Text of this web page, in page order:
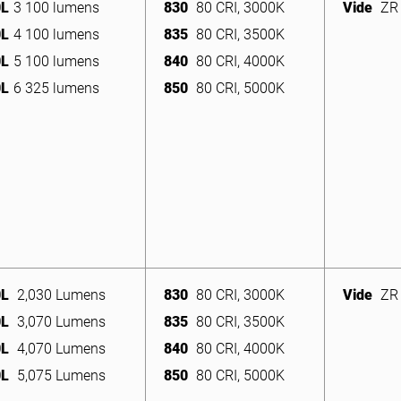
4 100 lumens
5 100 lumens
6 325 lumens
835 80 CRI, 3500K
840 80 CRI, 4000K
850 80 CRI, 5000K
3,070 Lumens
4,070 Lumens
5,075 Lumens
835 80 CRI, 3500K
840 80 CRI, 4000K
850 80 CRI, 5000K
4 130 lumens
5 100 lumens
6 325 lumens
8,300 lumens
835 80 CRI, 3500K
840 80 CRI, 4000K
850 80 CRI, 5000K
3 100 lumens
4 100 lumens
5 100 lumens
6 325 lumens
830 80 CRI, 3000K
835 80 CRI, 3500K
840 80 CRI, 4000K
850 80 CRI, 5000K
Vide
2,030 Lumens
3,070 Lumens
4,070 Lumens
5,075 Lumens
830 80 CRI, 3000K
835 80 CRI, 3500K
840 80 CRI, 4000K
850 80 CRI, 5000K
Vide